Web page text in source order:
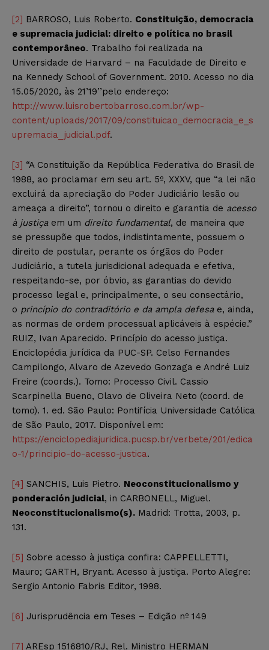
[2] BARROSO, Luis Roberto. Constituição, democracia
e supremacia judicial: direito e política no brasil
contemporâneo. Trabalho foi realizada na
Universidade de Harvard – na Faculdade de Direito e
na Kennedy School of Government. 2010. Acesso no dia
15.05/2020, às 21’19’’pelo endereço:
http://www.luisrobertobarroso.com.br/wp-
content/uploads/2017/09/constituicao_democracia_e_s
upremacia_judicial.pdf.
[3] “A Constituição da República Federativa do Brasil de
1988, ao proclamar em seu art. 5º, XXXV, que “a lei não
excluirá da apreciação do Poder Judiciário lesão ou
ameaça a direito”, tornou o direito e garantia de acesso
à justiçaem um direito fundamental, de maneira que
se pressupõe que todos, indistintamente, possuem o
direito de postular, perante os órgãos do Poder
Judiciário, a tutela jurisdicional adequada e efetiva,
respeitando-se, por óbvio, as garantias do devido
processo legal e, principalmente, o seu consectário,
o princípio do contraditório e da ampla defesae, ainda,
as normas de ordem processual aplicáveis à espécie.”
RUIZ, Ivan Aparecido. Princípio do acesso justiça.
Enciclopédia jurídica da PUC-SP. Celso Fernandes
Campilongo, Alvaro de Azevedo Gonzaga e André Luiz
Freire (coords.). Tomo: Processo Civil. Cassio
Scarpinella Bueno, Olavo de Oliveira Neto (coord. de
tomo). 1. ed. São Paulo: Pontifícia Universidade Católica
de São Paulo, 2017. Disponível em:
https://enciclopediajuridica.pucsp.br/verbete/201/edica
o-1/principio-do-acesso-justica.
[4] SANCHIS, Luis Pietro. Neoconstitucionalismo y
ponderación judicial, in CARBONELL, Miguel.
Neoconstitucionalismo(s). Madrid: Trotta, 2003, p.
131.
[5] Sobre acesso à justiça confira: CAPPELLETTI,
Mauro; GARTH, Bryant. Acesso à justiça. Porto Alegre:
Sergio Antonio Fabris Editor, 1998.
[6] Jurisprudência em Teses – Edição nº 149
[7] AREsp 1516810/RJ, Rel. Ministro HERMAN